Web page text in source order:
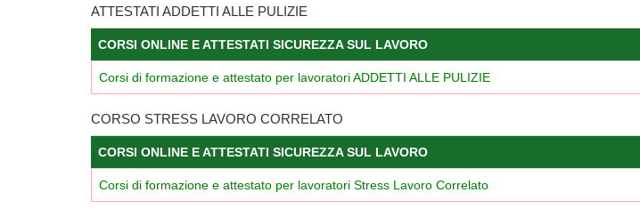
ATTESTATI ADDETTI ALLE PULIZIE
CORSI ONLINE E ATTESTATI SICUREZZA SUL LAVORO
Corsi di formazione e attestato per lavoratori ADDETTI ALLE PULIZIE
CORSO STRESS LAVORO CORRELATO
CORSI ONLINE E ATTESTATI SICUREZZA SUL LAVORO
Corsi di formazione e attestato per lavoratori Stress Lavoro Correlato